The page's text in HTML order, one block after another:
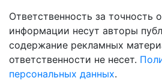
Ответственность за точность
информации несут авторы
содержание рекламных
ответственности не несет.
персональных данных.